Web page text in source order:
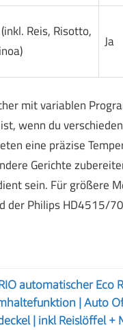
Reis, Risotto,
Ja
mit variablen
wenn du
eine präzise
Gerichte
sein. Für größere
der Philips HD4515/
automatischer Eco
| Auto
| inkl Reislöffel +